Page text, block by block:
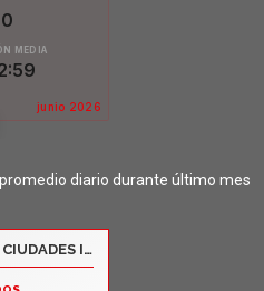
diario durante último mes